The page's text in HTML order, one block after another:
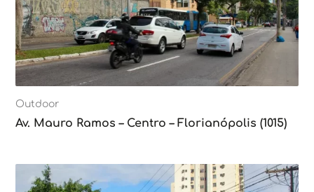
Outdoor
Av. Mauro Ramos – Centro – Florianópolis (1015)